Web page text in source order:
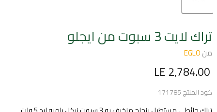
تراك لايت 3 سبوت من ايجلو
منEGLO
السعر الحالي
LE 2,784.00
كود المنتج171785